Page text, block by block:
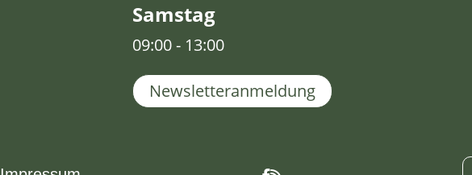
Samstag
09:00 - 13:00
Newsletteranmeldung